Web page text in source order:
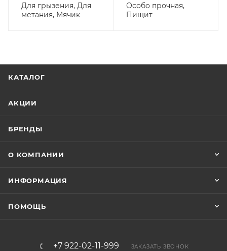
Для грызения, Для
метания, Мячик
Особо прочная,
Пищит
КАТАЛОГ
АКЦИИ
БРЕНДЫ
О КОМПАНИИ
ИНФОРМАЦИЯ
ПОМОЩЬ
+7 922-02-11-999 ЗАКАЗАТЬ ЗВОНОК